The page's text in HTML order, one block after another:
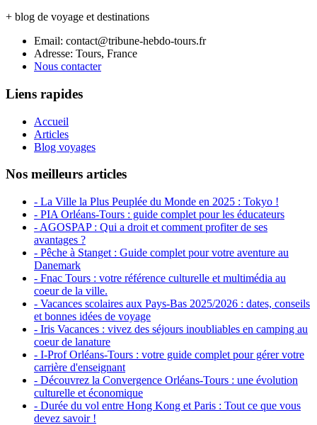
+ blog de voyage et destinations
Email: contact@tribune-hebdo-tours.fr
Adresse: Tours, France
Nous contacter
Liens rapides
Accueil
Articles
Blog voyages
Nos meilleurs articles
- La Ville la Plus Peuplée du Monde en 2025 : Tokyo !
- PIA Orléans-Tours : guide complet pour les éducateurs
- AGOSPAP : Qui a droit et comment profiter de ses
avantages ?
- Pêche à Stanget : Guide complet pour votre aventure au
Danemark
- Fnac Tours : votre référence culturelle et multimédia au
coeur de la ville.
- Vacances scolaires aux Pays-Bas 2025/2026 : dates, conseils
et bonnes idées de voyage
- Iris Vacances : vivez des séjours inoubliables en camping au
coeur de lanature
- I-Prof Orléans-Tours : votre guide complet pour gérer votre
carrière d'enseignant
- Découvrez la Convergence Orléans-Tours : une évolution
culturelle et économique
- Durée du vol entre Hong Kong et Paris : Tout ce que vous
devez savoir !